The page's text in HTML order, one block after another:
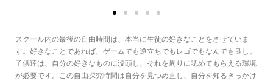
スクール内の最後の自由時間は、本当に生徒の好きなことをさせていま
す。好きなことであれば、ゲームでも逆立ちでもレゴでもなんでも良し。
子供達は、自分の好きなものに没頭し、それを周りに認めてもらえる環境
が必要です。この自由探究時間は自分を見つめ直し、自分を知るきっかけ